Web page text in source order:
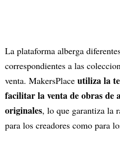
La plataforma alberga
correspondientes a las
venta. MakersPlace utiliza la
facilitar la venta de obras de
originales, lo que garantiza la
para los creadores como para